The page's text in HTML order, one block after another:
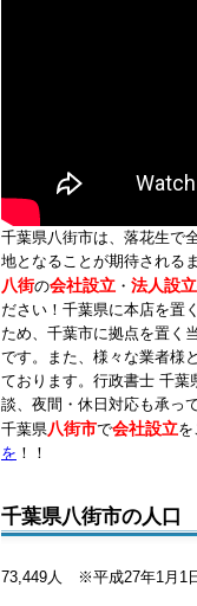
千葉県八街市は、落花生で
地となることが期待される
八街の会社設立 ・ 法人設立
ださい！千葉県に本店を置
ため、千葉市に拠点を置く
です。また、様々な業者様
ております。行政書士 千葉
談、夜間・休日対応も承っ
千葉県八街市で会社設立
を ！！
千葉県八街市の人口
73,449人 ※平成27年1月1